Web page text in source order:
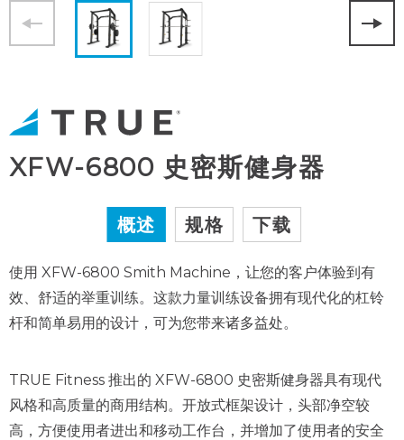
XFW-6800 史密斯健身器
概述 规格 下载
使用 XFW-6800 Smith Machine，让您的客户体验到有
效、舒适的举重训练。这款力量训练设备拥有现代化的杠铃
杆和简单易用的设计，可为您带来诸多益处。
TRUE Fitness 推出的 XFW-6800 史密斯健身器具有现代
风格和高质量的商用结构。开放式框架设计，头部净空较
高，方便使用者进出和移动工作台，并增加了使用者的安全